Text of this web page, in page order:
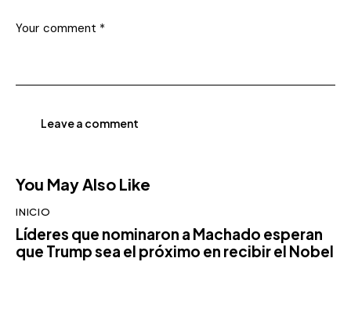
You May Also Like
INICIO
Líderes que nominaron a Machado esperan
que Trump sea el próximo en recibir el Nobel